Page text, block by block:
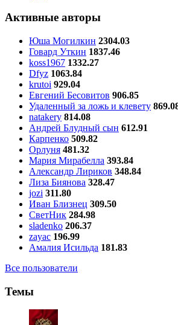
Активные авторы
Юша Могилкин 2304.03
Говард Уткин 1837.46
koss1967 1332.27
Dfyz 1063.84
krutoi 929.04
Евгений Бесовитов 906.85
Удаленный за ложь и клевету
natakery 814.08
Андрей Блудный сын 612.91
Карпенко 509.82
Орлуня 481.32
Мария Мирабелла 393.84
Александр Лириков 348.84
Лиза Биянова 328.47
jozi 311.80
Иван Близнец 309.50
СветНик 284.98
sladenko 206.37
zayac 196.99
Амалия Исильда 181.83
Все пользователи
Темы